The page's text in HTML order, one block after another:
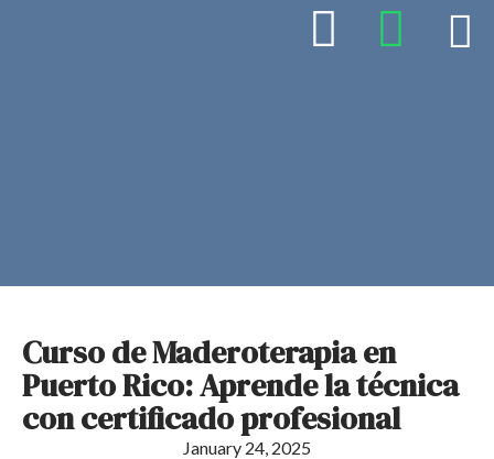
Curso de Maderoterapia en
Puerto Rico: Aprende la técnica
con certificado profesional
January 24, 2025